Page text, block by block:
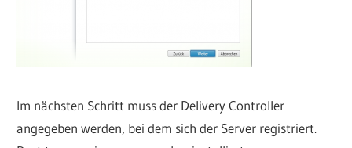
Im nächsten Schritt muss der Delivery Controller
angegeben werden, bei dem sich der Server registriert.